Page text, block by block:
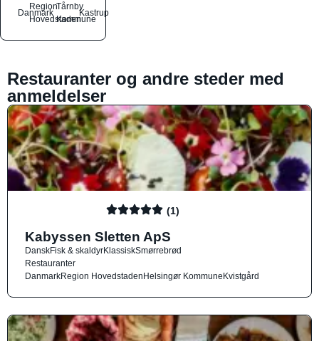
Danmark
Region
Hovedstaden
Tårnby
Kommune
Kastrup
Restauranter og andre steder med
anmeldelser
(1)
Kabyssen Sletten ApS
DanskFisk & skaldyrKlassiskSmørrebrød
Restauranter
DanmarkRegion HovedstadenHelsingør KommuneKvistgård